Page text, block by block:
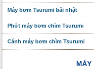
Máy bơm Tsurumi bãi nhật
Phớt máy bơm chìm Tsurumi
Cánh máy bơm chìm Tsurumi
MÁY